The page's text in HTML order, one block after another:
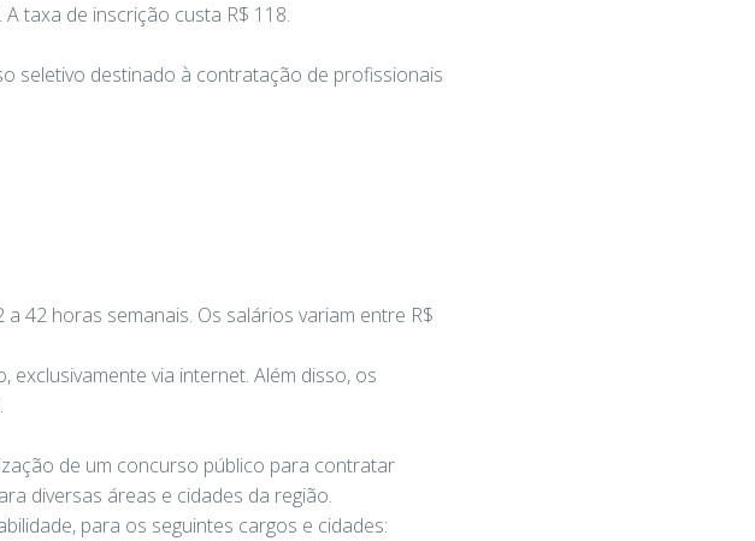
taxa de inscrição custa R$ 118.
seletivo destinado à contratação de profissionais
42 horas semanais. Os salários variam entre R$
via internet. Além disso, os
de um concurso público para contratar
diversas áreas e cidades da região.
para os seguintes cargos e cidades: